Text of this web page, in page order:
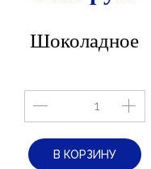
Шоколадное
В КОРЗИНУ